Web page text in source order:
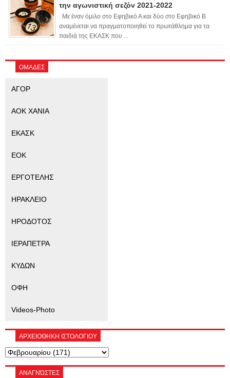
την αγωνιστική σεζόν 2021-2022
Με έναν όμιλο στο Εφηβικό Α και δύο στο Εφηβικό Β
αναμένεται να πραγματοποιηθεί το πρωτάθλημα για τα
παιδιά της ΕΚΑΣΚ που ...
ΟΜΑΔΕΣ
ΑΓΟΡ
ΑΟΚ ΧΑΝΙΑ
ΕΚΑΣΚ
ΕΟΚ
ΕΡΓΟΤΕΛΗΣ
ΗΡΑΚΛΕΙΟ
ΗΡΟΔΟΤΟΣ
ΙΕΡΑΠΕΤΡΑ
ΚΥΔΩΝ
ΟΦΗ
Videos-Photo
ΑΡΧΕΙΟΘΗΚΗ ΙΣΤΟΛΟΓΙΟΥ
ΑΝΑΓΝΏΣΤΕΣ